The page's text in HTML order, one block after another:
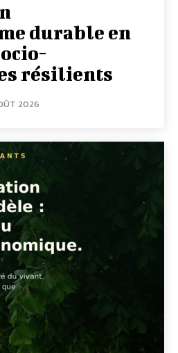
durable en
résilients
2026